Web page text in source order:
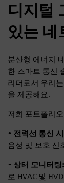
디지털
있는 네
분산형 에너지
한 스마트 통신
리더로서 우리
을 제공해요.
저희 포트폴리
• 전력선 통신
음성 및 보호 신
• 상태 모니터링:
로 HVAC 및